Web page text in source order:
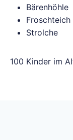
Bärenhöhle
Froschteich
Strolche
100 Kinder im